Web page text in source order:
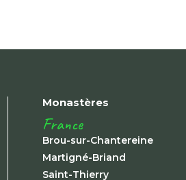
Monastères
France
Brou-sur-Chantereine
Martigné-Briand
Saint-Thierry